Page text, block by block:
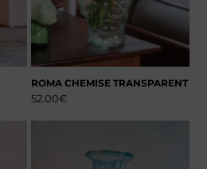
ROMA CHEMISE TRANSPARENT
52.00€